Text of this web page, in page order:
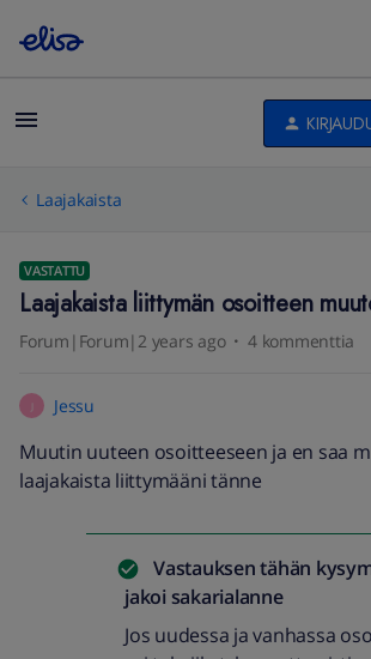
Laajakaista
VASTATTU
Laajakaista liittymän osoitteen
Forum|Forum|2 years ago 4 kommenttia
Jessu
Muutin uuteen osoitteeseen ja en saa
laajakaista liittymääni tänne
Vastauksen tähän
jakoi sakarialanne
Jos uudessa ja vanhassa